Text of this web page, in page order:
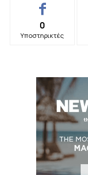
0
Υποστηρικτές